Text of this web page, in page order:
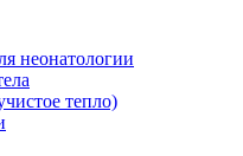
неонатологии
тепло)